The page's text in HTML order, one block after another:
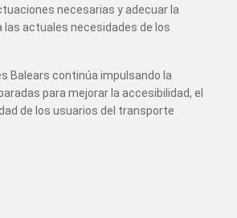
necesarias y adecuar la
las actuales necesidades de los
Balears continúa impulsando la
para mejorar la accesibilidad, el
de los usuarios del transporte